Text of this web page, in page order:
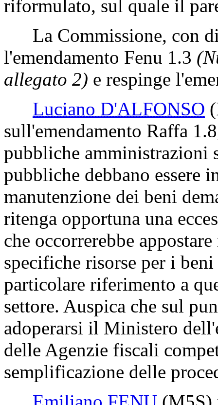
riformulato, sul quale il
La Commissione, con
l'emendamento Fenu 1.3
allegato 2) e respinge
Luciano D'ALFONSO
sull'emendamento Raffa
pubbliche amministrazioni
pubbliche debbano essere
manutenzione dei beni
ritenga opportuna una
che occorrerebbe
specifiche risorse per i
particolare riferimento a
settore. Auspica che sul
adoperarsi il Ministero
delle Agenzie fiscali
semplificazione delle